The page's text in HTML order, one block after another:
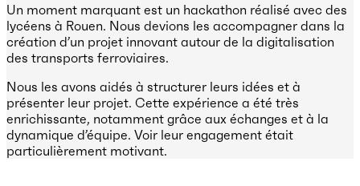
Un moment marquant est un hackathon réalisé avec des
lycéens à Rouen. Nous devions les accompagner dans la
création d’un projet innovant autour de la digitalisation
des transports ferroviaires.
Nous les avons aidés à structurer leurs idées et à
présenter leur projet. Cette expérience a été très
enrichissante, notamment grâce aux échanges et à la
dynamique d’équipe. Voir leur engagement était
particulièrement motivant.